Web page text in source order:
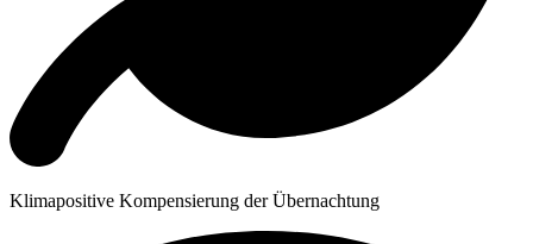
Klimapositive Kompensierung der Übernachtung